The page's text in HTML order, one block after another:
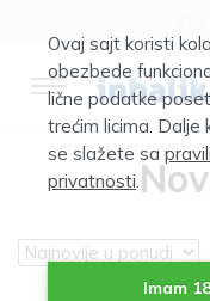
Besplatna
Ovaj sajt koristi
obezbede
lične podatke
trećim licima. Dalje
se slažete sa
privatnosti.
Imam